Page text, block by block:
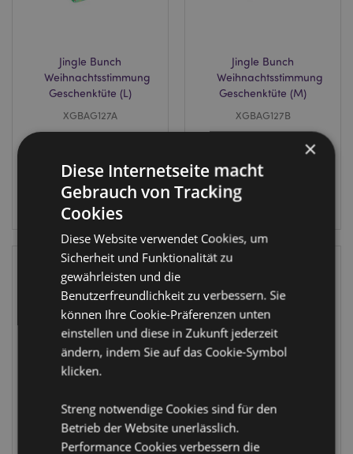
Jingle Bunch
Weihnachtsstimmung
Geschenktüte (L)
XGBAG127A
Lager
ANMELDEN
Jingle Bunch
Weihnachtsstimmung
Geschenktüte (M)
XGBAG127B
Lager
ANMELDEN
WIEDER
Gonk
Weihnachten
Geschenktüte (L)
Helfer
Weihnachten
Katzen
×
Diese Internetseite macht
Gebrauch von Tracking
Cookies
Diese Website verwendet Cookies, um
Sicherheit und Funktionalität zu
gewährleisten und die
Benutzerfreundlichkeit zu verbessern. Sie
können Ihre Cookie-Präferenzen unten
einstellen und diese in Zukunft jederzeit
ändern, indem Sie auf das Cookie-Symbol
klicken.
Streng notwendige Cookies sind für den
Betrieb der Website unerlässlich.
Performance Cookies verbessern die